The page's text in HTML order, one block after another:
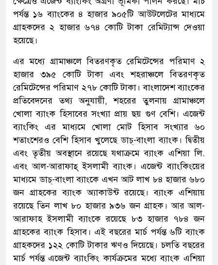
পর্যন্ত ১৬ ব্যাংকের ৪ হাজার ৯০৫টি আউটলেটের মাধ্যমে
গ্রাহকদের ২ হাজার ৬৭৪ কোটি টাকা রেমিট্যান্স দেওয়া
হয়েছে।
এর মধ্যে গ্রামাঞ্চলে বিতরণকৃত রেমিটেন্সের পরিমাণ ২
হাজার ৩৯৫ কোটি টাকা এবং শহরাঞ্চলে বিতরণকৃত
রেমিটেন্সের পরিমাণ ২৭৮ কোটি টাকা। বাংলাদেশ ব্যাংকের
প্রতিবেদনের তথ্য অনুযায়ী, শহরের তুলনায় গ্রামাঞ্চলে
খোলা ব্যাংক হিসাবের সংখ্যা প্রায় ছয় গুণ বেশি। এজেন্ট
ব্যাংকিং এর মাধ্যমে খোলা মোট হিসাব সংখ্যার ৬০
শতাংশেরও বেশি হিসাব খুলেছে ডাচ্-বাংলা ব্যাংক। দ্বিতীয়
এবং তৃতীয় অবস্থানে রয়েছে যথাক্রমে ব্যাংক এশিয়া লি.
এবং আল-আরাফাহ্ ইসলামী ব্যাংক। এজেন্ট ব্যাংকিংয়ের
মাধ্যমে ডাচ্-বাংলা ব্যাংকে এখন আট লাখ ৮৪ হাজার ৬৮০
জন গ্রাহকের ব্যাংক অ্যাকাউন্ট রয়েছে। ব্যাংক এশিয়ায়
রয়েছে তিন লাখ ৮০ হাজার ৯৩৬ জন গ্রাহক। আর আল-
আরাফাহ ইসলামী ব্যাংকে রয়েছে ৮৩ হাজার ৭৮৪ জন
গ্রাহকের ব্যাংক হিসাব। এই বছরের মার্চ পর্যন্ত ৬টি ব্যাংক
গ্রাহকদের ১২২ কোটি টাকার ঋণও দিয়েছে। চলতি বছরের
মার্চ পর্যন্ত এজেন্ট ব্যাংকিং কার্যক্রমের মধ্যে ব্যাংক এশিয়া